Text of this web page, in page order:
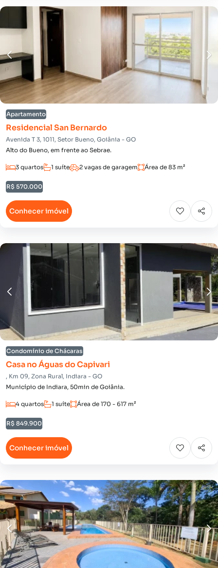
Apartamento
Residencial San Bernardo
Avenida T 3, 1011, Setor Bueno, Goiânia - GO
Alto do Bueno, em frente ao Sebrae.
3 quartos 1 suíte 2 vagas de garagem Área de 83 m²
R$ 570.000
Conhecer imóvel
Condomínio de Chácaras
Casa no Águas do Capivari
, Km 09, Zona Rural, Indiara - GO
Município de Indiara, 50min de Goiânia.
4 quartos 1 suíte Área de 170 - 617 m²
R$ 849.900
Conhecer imóvel